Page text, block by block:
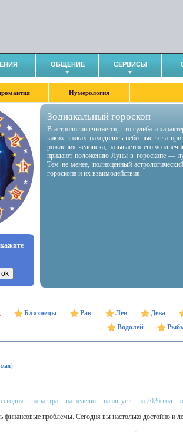
ОБЩЕНИЕ СЕРВИСЫ
Нумерология
Зодиакальный гороскоп
В астрологии считается, что судьба и
каких знаках находились небесные тела
рождения человека, называется его
придают положению Луны в гороскопе —
Тем не менее, полноценный
гороскопа и их взаимодействия.
Близнецы Рак Лев Дева
Водолей
на завтра на неделю на август на 2026 год
финансовые проблемы. Сегодня вы настолько достойно и